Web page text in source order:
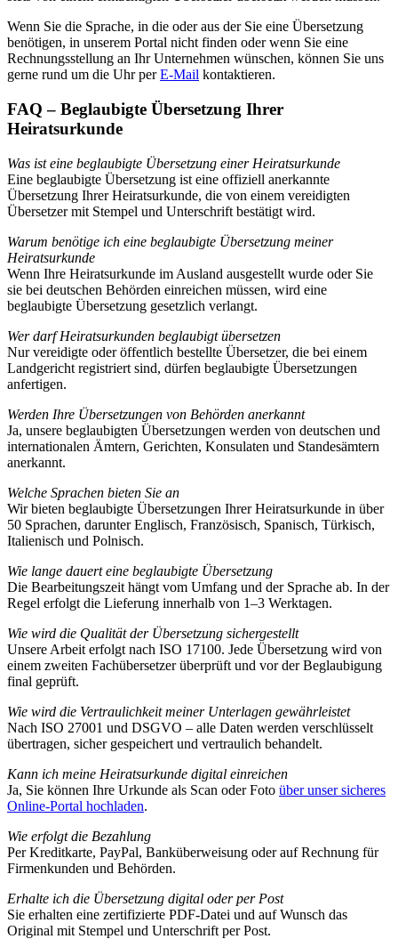
Wenn Sie die Sprache, in die oder aus der Sie eine Übersetzung
benötigen, in unserem Portal nicht finden oder wenn Sie eine
Rechnungsstellung an Ihr Unternehmen wünschen, können Sie uns
gerne rund um die Uhr perE-Mail kontaktieren.
FAQ – Beglaubigte Übersetzung Ihrer
Heiratsurkunde
Was ist eine beglaubigte Übersetzung einer Heiratsurkunde
Eine beglaubigte Übersetzung ist eine offiziell anerkannte
Übersetzung Ihrer Heiratsurkunde, die von einem vereidigten
Übersetzer mit Stempel und Unterschrift bestätigt wird.
Warum benötige ich eine beglaubigte Übersetzung meiner
Heiratsurkunde
Wenn Ihre Heiratsurkunde im Ausland ausgestellt wurde oder Sie
sie bei deutschen Behörden einreichen müssen, wird eine
beglaubigte Übersetzung gesetzlich verlangt.
Wer darf Heiratsurkunden beglaubigt übersetzen
Nur vereidigte oder öffentlich bestellte Übersetzer, die bei einem
Landgericht registriert sind, dürfen beglaubigte Übersetzungen
anfertigen.
Werden Ihre Übersetzungen von Behörden anerkannt
Ja, unsere beglaubigten Übersetzungen werden von deutschen und
internationalen Ämtern, Gerichten, Konsulaten und Standesämtern
anerkannt.
Welche Sprachen bieten Sie an
Wir bieten beglaubigte Übersetzungen Ihrer Heiratsurkunde in über
50 Sprachen, darunter Englisch, Französisch, Spanisch, Türkisch,
Italienisch und Polnisch.
Wie lange dauert eine beglaubigte Übersetzung
Die Bearbeitungszeit hängt vom Umfang und der Sprache ab. In der
Regel erfolgt die Lieferung innerhalb von 1–3 Werktagen.
Wie wird die Qualität der Übersetzung sichergestellt
Unsere Arbeit erfolgt nach ISO 17100. Jede Übersetzung wird von
einem zweiten Fachübersetzer überprüft und vor der Beglaubigung
final geprüft.
Wie wird die Vertraulichkeit meiner Unterlagen gewährleistet
Nach ISO 27001 und DSGVO – alle Daten werden verschlüsselt
übertragen, sicher gespeichert und vertraulich behandelt.
Kann ich meine Heiratsurkunde digital einreichen
Ja, Sie können Ihre Urkunde als Scan oder Foto über unser sicheres
Online-Portal hochladen.
Wie erfolgt die Bezahlung
Per Kreditkarte, PayPal, Banküberweisung oder auf Rechnung für
Firmenkunden und Behörden.
Erhalte ich die Übersetzung digital oder per Post
Sie erhalten eine zertifizierte PDF-Datei und auf Wunsch das
Original mit Stempel und Unterschrift per Post.